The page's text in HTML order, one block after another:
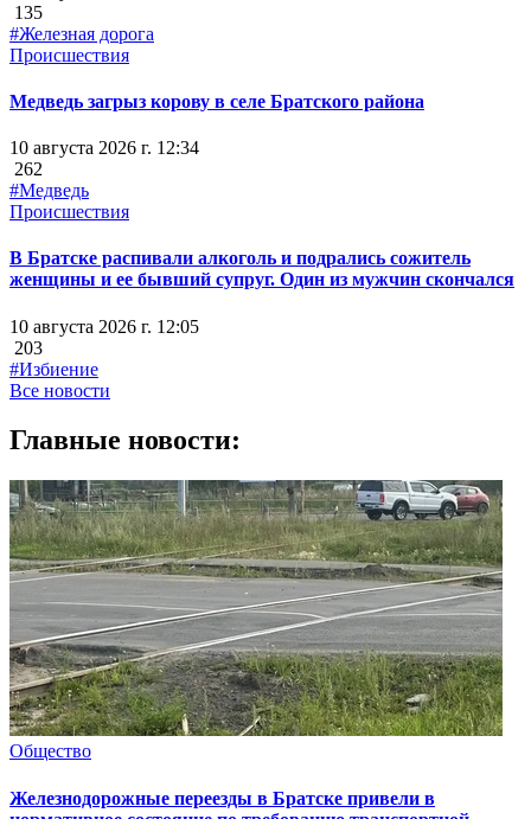
135
#Железная дорога
Происшествия
Медведь загрыз корову в селе Братского района
10 августа 2026 г. 12:34
262
#Медведь
Происшествия
В Братске распивали алкоголь и подрались сожитель
женщины и ее бывший супруг. Один из мужчин скончался
10 августа 2026 г. 12:05
203
#Избиение
Все новости
Главные новости:
Общество
Железнодорожные переезды в Братске привели в